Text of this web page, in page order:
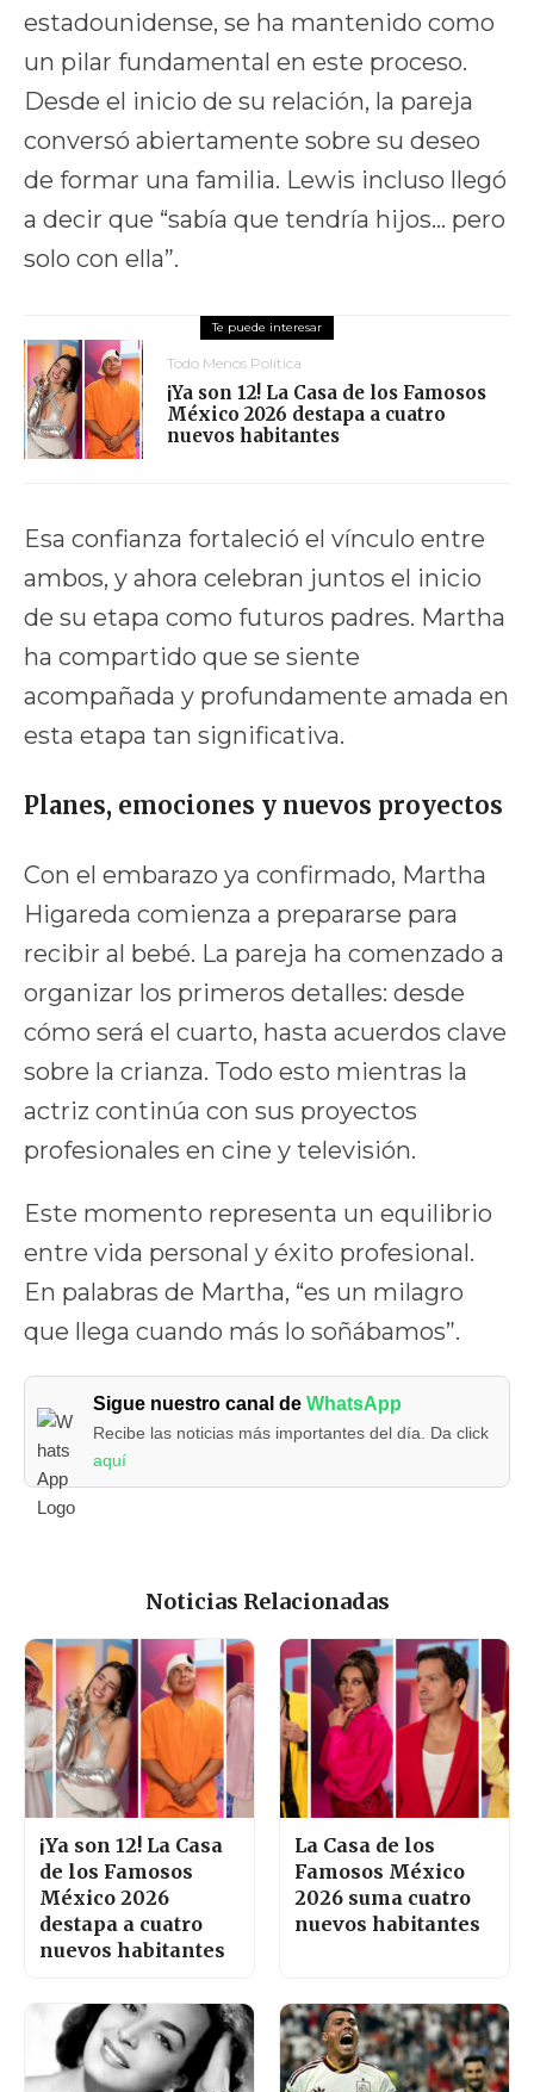
estadounidense, se ha mantenido como
un pilar fundamental en este proceso.
Desde el inicio de su relación, la pareja
conversó abiertamente sobre su deseo
de formar una familia. Lewis incluso llegó
a decir que “sabía que tendría hijos… pero
solo con ella”.
Todo Menos Política
¡Ya son 12! La Casa de los Famosos
México 2026 destapa a cuatro
nuevos habitantes
Esa confianza fortaleció el vínculo entre
ambos, y ahora celebran juntos el inicio
de su etapa como futuros padres. Martha
ha compartido que se siente
acompañada y profundamente amada en
esta etapa tan significativa.
Planes, emociones y nuevos proyectos
Con el embarazo ya confirmado, Martha
Higareda comienza a prepararse para
recibir al bebé. La pareja ha comenzado a
organizar los primeros detalles: desde
cómo será el cuarto, hasta acuerdos clave
sobre la crianza. Todo esto mientras la
actriz continúa con sus proyectos
profesionales en cine y televisión.
Este momento representa un equilibrio
entre vida personal y éxito profesional.
En palabras de Martha, “es un milagro
que llega cuando más lo soñábamos”.
Sigue nuestro canal deWhatsApp
Recibe las noticias más importantes del día. Da click
aquí
Noticias Relacionadas
¡Ya son 12! La Casa
de los Famosos
México 2026
destapa a cuatro
nuevos habitantes
La Casa de los
Famosos México
2026 suma cuatro
nuevos habitantes